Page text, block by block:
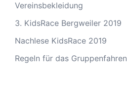
Vereinsbekleidung
3. KidsRace Bergweiler 2019
Nachlese KidsRace 2019
Regeln für das Gruppenfahren